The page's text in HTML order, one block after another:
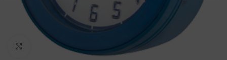
Clicca per ingrandire